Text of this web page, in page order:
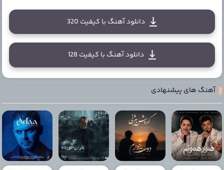
دانلود آهنگ با کیفیت 320
دانلود آهنگ با کیفیت 128
آهنگ های پیشنهادی